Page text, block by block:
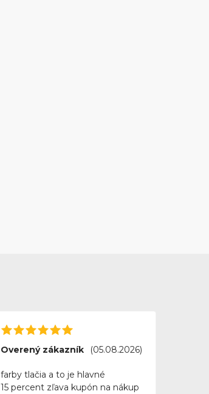
Overený zákazník (05.08.2026)
farby tlačia a to je hlavné
15 percent zľava kupón na nákup